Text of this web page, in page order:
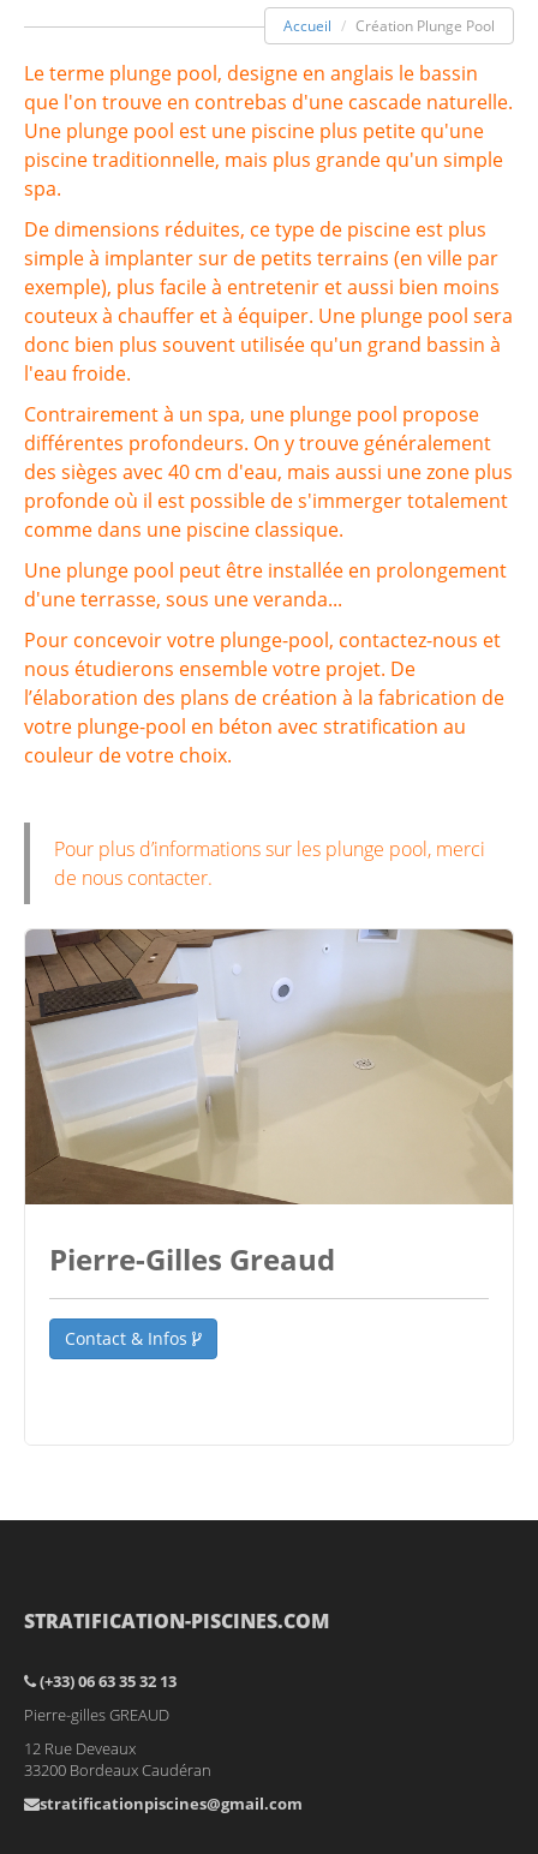
Accueil Création Plunge Pool
Le terme plunge pool, designe en anglais le bassin
que l'on trouve en contrebas d'une cascade naturelle.
Une plunge pool est une piscine plus petite qu'une
piscine traditionnelle, mais plus grande qu'un simple
spa.
De dimensions réduites, ce type de piscine est plus
simple à implanter sur de petits terrains (en ville par
exemple), plus facile à entretenir et aussi bien moins
couteux à chauffer et à équiper. Une plunge pool sera
donc bien plus souvent utilisée qu'un grand bassin à
l'eau froide.
Contrairement à un spa, une plunge pool propose
différentes profondeurs. On y trouve généralement
des sièges avec 40 cm d'eau, mais aussi une zone plus
profonde où il est possible de s'immerger totalement
comme dans une piscine classique.
Une plunge pool peut être installée en prolongement
d'une terrasse, sous une veranda...
Pour concevoir votre plunge-pool, contactez-nous et
nous étudierons ensemble votre projet. De
l’élaboration des plans de création à la fabrication de
votre plunge-pool en béton avec stratification au
couleur de votre choix.
Pour plus d’informations sur les plunge pool, merci
de nous contacter.
Pierre-Gilles Greaud
Contact & Infos
STRATIFICATION-PISCINES.COM
(+33) 06 63 35 32 13
Pierre-gilles GREAUD
12 Rue Deveaux
33200 Bordeaux Caudéran
stratificationpiscines@gmail.com